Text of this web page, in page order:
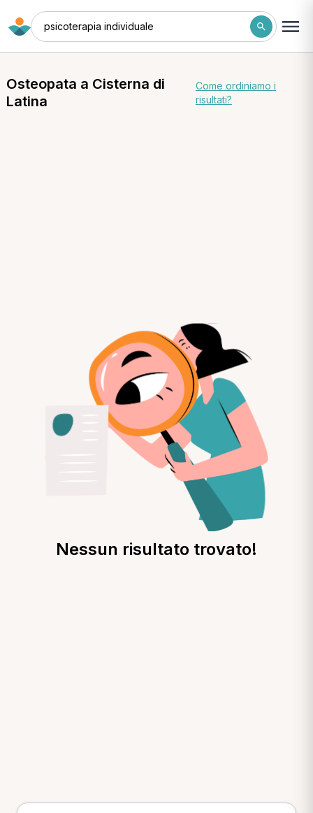
psicoterapia individuale
Osteopata a Cisterna di
Latina
Come ordiniamo i
risultati?
Nessun risultato trovato!